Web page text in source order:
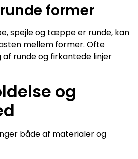
former
spejle og tæppe er runde, kan
mellem former. Ofte
runde og firkantede linjer
og
både af materialer og